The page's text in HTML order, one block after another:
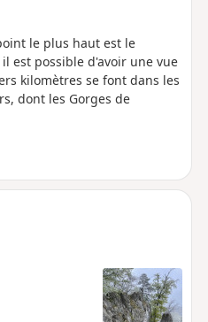
le plus haut est le
est possible d'avoir une vue
kilomètres se font dans les
dont les Gorges de